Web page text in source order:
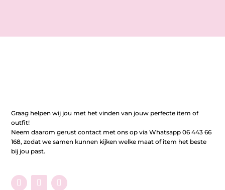
Graag helpen wij jou met het vinden van jouw perfecte item of
outfit!
Neem daarom gerust contact met ons op via Whatsapp 06 443 66
168, zodat we samen kunnen kijken welke maat of item het beste
bij jou past.